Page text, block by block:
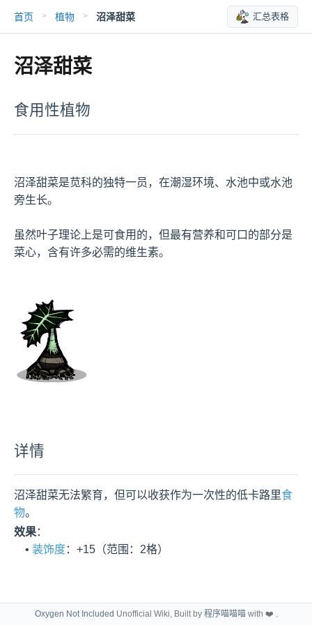
首页 > 植物 > 沼泽甜菜 汇总表格
沼泽甜菜
食用性植物
沼泽甜菜是苋科的独特一员，在潮湿环境、水池中或水池
旁生长。
虽然叶子理论上是可食用的，但最有营养和可口的部分是
菜心，含有许多必需的维生素。
详情
沼泽甜菜无法繁育，但可以收获作为一次性的低卡路里食
物。
效果：
    •
装饰度：+15（范围：2格）
Oxygen Not Included Unofficial Wiki, Built by 程序喵喵喵with ❤️ .